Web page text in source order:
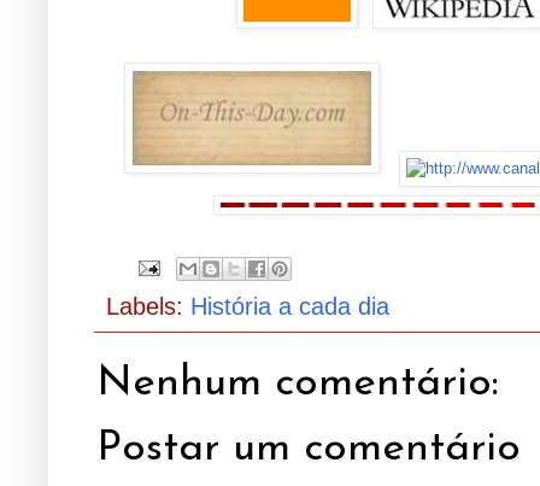
Labels: História a cada dia
Nenhum comentário:
Postar um comentário